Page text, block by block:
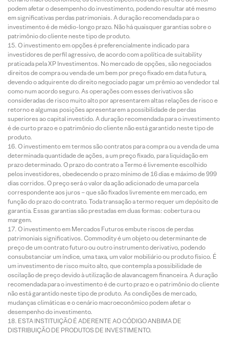
podem afetar o desempenho do investimento, podendo resultar até mesmo
em significativas perdas patrimoniais. A duração recomendada para o
investimento é de médio-longo prazo. Não há quaisquer garantias sobre o
patrimônio do cliente neste tipo de produto.
O investimento em opções é preferencialmente indicado para
investidores de perfil agressivo, de acordo com a política de suitability
praticada pela XP Investimentos. No mercado de opções, são negociados
direitos de compra ou venda de um bem por preço fixado em data futura,
devendo o adquirente do direito negociado pagar um prêmio ao vendedor tal
como num acordo seguro. As operações com esses derivativos são
consideradas de risco muito alto por apresentarem altas relações de risco e
retorno e algumas posições apresentarem a possibilidade de perdas
superiores ao capital investido. A duração recomendada para o investimento
é de curto prazo e o patrimônio do cliente não está garantido neste tipo de
produto.
O investimento em termos são contratos para compra ou a venda de uma
determinada quantidade de ações, a um preço fixado, para liquidação em
prazo determinado. O prazo do contrato a Termo é livremente escolhido
pelos investidores, obedecendo o prazo mínimo de 16 dias e máximo de 999
dias corridos. O preço será o valor da ação adicionado de uma parcela
correspondente aos juros – que são fixados livremente em mercado, em
função do prazo do contrato. Toda transação a termo requer um depósito de
garantia. Essas garantias são prestadas em duas formas: cobertura ou
margem.
O investimento em Mercados Futuros embute riscos de perdas
patrimoniais significativos. Commodity é um objeto ou determinante de
preço de um contrato futuro ou outro instrumento derivativo, podendo
consubstanciar um índice, uma taxa, um valor mobiliário ou produto físico. É
um investimento de risco muito alto, que contempla a possibilidade de
oscilação de preço devido à utilização de alavancagem financeira. A duração
recomendada para o investimento é de curto prazo e o patrimônio do cliente
não está garantido neste tipo de produto. As condições de mercado,
mudanças climáticas e o cenário macroeconômico podem afetar o
desempenho do investimento.
ESTA INSTITUIÇÃO É ADERENTE AO CÓDIGO ANBIMA DE
DISTRIBUIÇÃO DE PRODUTOS DE INVESTIMENTO.